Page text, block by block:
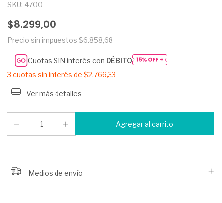
SKU: 4700
$8.299,00
Precio sin impuestos $6.858,68
Cuotas SIN interés con DÉBITO
3 cuotas sin interés de $2.766,33
Ver más detalles
Medios de envío